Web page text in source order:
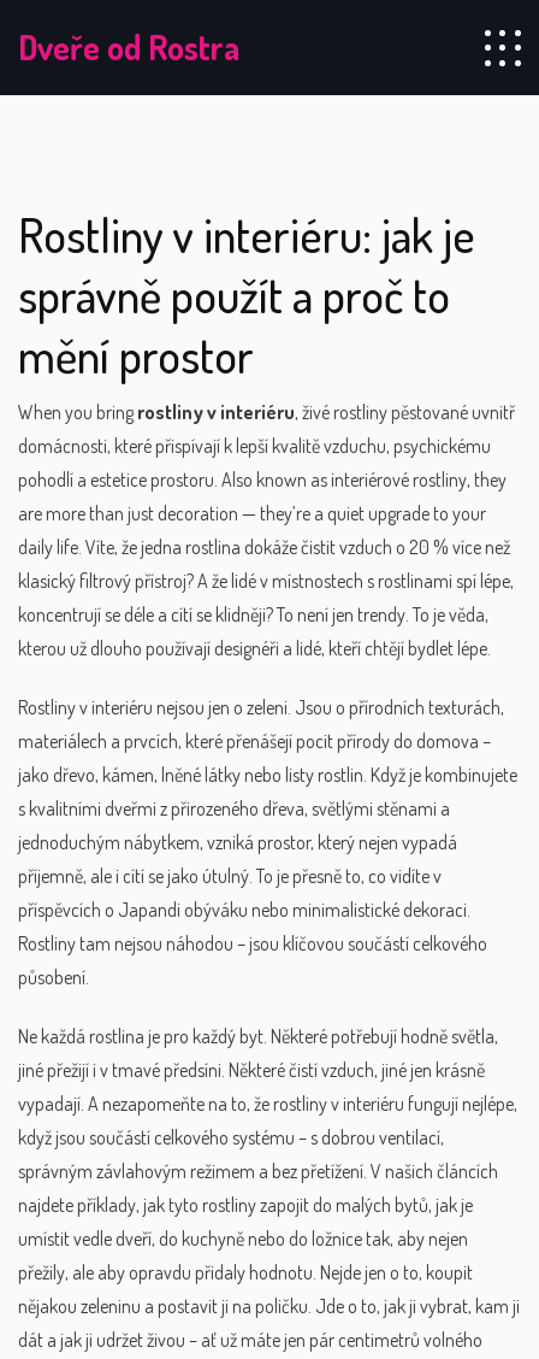
Dveře od Rostra
Rostliny v interiéru: jak je
správně použít a proč to
mění prostor
When you bring rostliny v interiéru, živé rostliny pěstované uvnitř
domácnosti, které přispívají k lepší kvalitě vzduchu, psychickému
pohodlí a estetice prostoru. Also known as interiérové rostliny, they
are more than just decoration — they’re a quiet upgrade to your
daily life. Víte, že jedna rostlina dokáže čistit vzduch o 20 % více než
klasický filtrový přístroj? A že lidé v místnostech s rostlinami spí lépe,
koncentrují se déle a cítí se klidněji? To není jen trendy. To je věda,
kterou už dlouho používají designéři a lidé, kteří chtějí bydlet lépe.
Rostliny v interiéru nejsou jen o zeleni. Jsou o přírodních texturách,
materiálech a prvcích, které přenášejí pocit přírody do domova –
jako dřevo, kámen, lněné látky nebo listy rostlin Když je kombinujete
s kvalitními dveřmi z přirozeného dřeva, světlými stěnami a
jednoduchým nábytkem, vzniká prostor, který nejen vypadá
příjemně, ale i cítí se jako útulný. To je přesně to, co vidíte v
příspěvcích o Japandi obýváku nebo minimalistické dekoraci.
Rostliny tam nejsou náhodou – jsou klíčovou součástí celkového
působení.
Ne každá rostlina je pro každý byt. Některé potřebují hodně světla,
jiné přežijí i v tmavé předsíni. Některé čistí vzduch, jiné jen krásně
vypadají. A nezapomeňte na to, že rostliny v interiéru fungují nejlépe,
když jsou součástí celkového systému – s dobrou ventilací,
správným závlahovým režimem a bez přetížení. V našich článcích
najdete příklady, jak tyto rostliny zapojit do malých bytů, jak je
umístit vedle dveří, do kuchyně nebo do ložnice tak, aby nejen
přežily, ale aby opravdu přidaly hodnotu. Nejde jen o to, koupit
nějakou zeleninu a postavit ji na poličku. Jde o to, jak ji vybrat, kam ji
dát a jak ji udržet živou – ať už máte jen pár centimetrů volného